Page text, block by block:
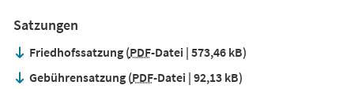
Satzungen
Friedhofssatzung PDF-Datei 573,46 kB
Gebührensatzung PDF-Datei 92,13 kB